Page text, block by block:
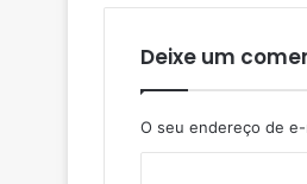
Deixe um
O seu endereço de